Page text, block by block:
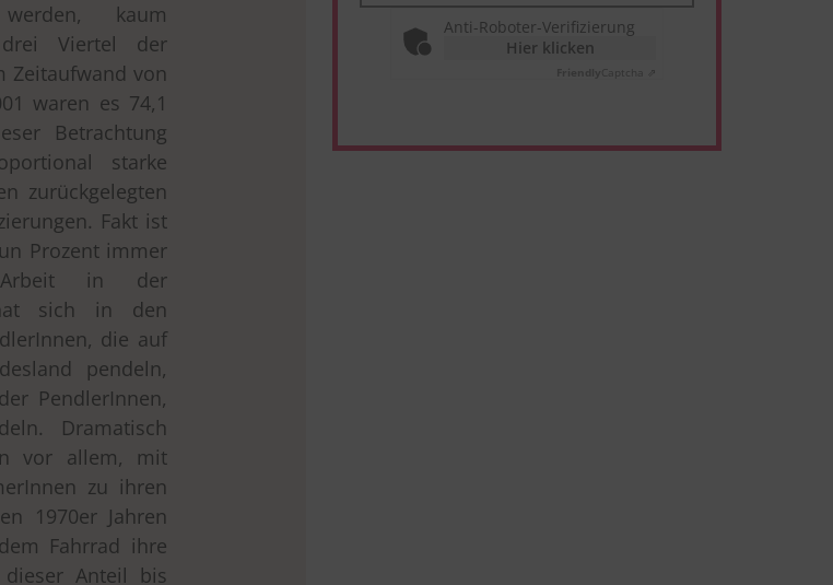
werden, kaum
Viertel der
Zeitaufwand von
waren es 74,1
Betrachtung
starke
zurückgelegten
Fakt ist
Prozent immer
Arbeit in der
sich in den
die auf
pendeln,
PendlerInnen,
Dramatisch
vor allem, mit
zu ihren
1970er Jahren
Fahrrad ihre
Anteil bis
Anti-Roboter-Verifizierung
Hier klicken
Captcha ⇗